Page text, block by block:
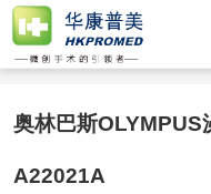
奥林巴斯OLYMPUS
A22021A